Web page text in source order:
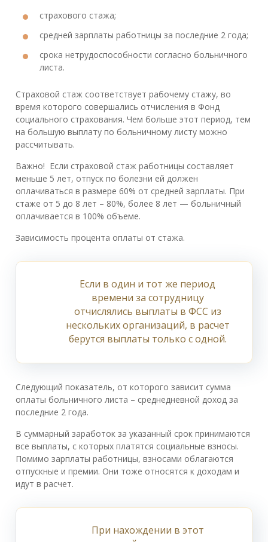
страхового стажа;
средней зарплаты работницы за последние 2 года;
срока нетрудоспособности согласно больничного
листа.
Страховой стаж соответствует рабочему стажу, во
время которого совершались отчисления в Фонд
социального страхования. Чем больше этот период, тем
на большую выплату по больничному листу можно
рассчитывать.
Важно! Если страховой стаж работницы составляет
меньше 5 лет, отпуск по болезни ей должен
оплачиваться в размере 60% от средней зарплаты. При
стаже от 5 до 8 лет – 80%, более 8 лет — больничный
оплачивается в 100% объеме.
Зависимость процента оплаты от стажа.
Если в один и тот же период
времени за сотрудницу
отчислялись выплаты в ФСС из
нескольких организаций, в расчет
берутся выплаты только с одной.
Следующий показатель, от которого зависит сумма
оплаты больничного листа – среднедневной доход за
последние 2 года.
В суммарный заработок за указанный срок принимаются
все выплаты, с которых платятся социальные взносы.
Помимо зарплаты работницы, взносами облагаются
отпускные и премии. Они тоже относятся к доходам и
идут в расчет.
При нахождении в этот